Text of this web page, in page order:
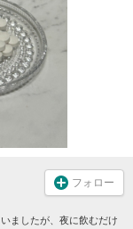
フォロー
ましたが、夜に飲むだけ